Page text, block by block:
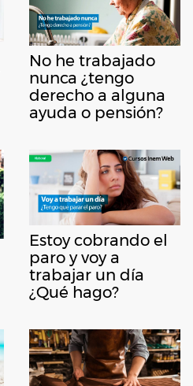
No he trabajado
nunca ¿tengo
derecho a alguna
ayuda o pensión?
Estoy cobrando el
paro y voy a
trabajar un día
¿Qué hago?